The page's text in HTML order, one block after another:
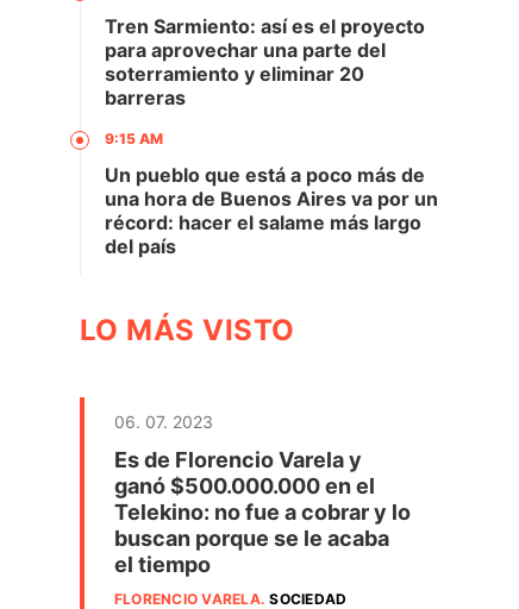
Tren Sarmiento: así es el proyecto
para aprovechar una parte del
soterramiento y eliminar 20
barreras
9:15 AM
Un pueblo que está a poco más de
una hora de Buenos Aires va por un
récord: hacer el salame más largo
del país
LO MÁS VISTO
06. 07. 2023
Es de Florencio Varela y
ganó $500.000.000 en el
Telekino: no fue a cobrar y lo
buscan porque se le acaba
el tiempo
FLORENCIO VARELA.SOCIEDAD